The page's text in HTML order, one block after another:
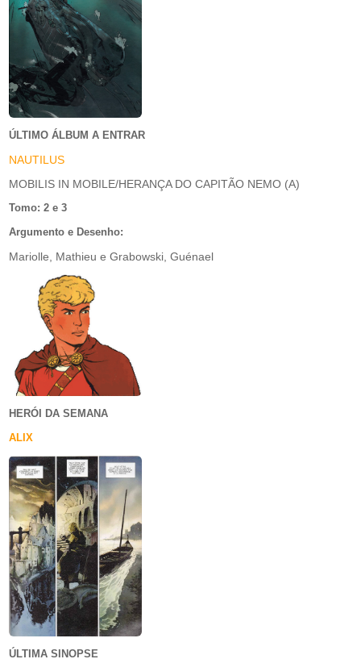
ÚLTIMO ÁLBUM A ENTRAR
NAUTILUS
MOBILIS IN MOBILE/HERANÇA DO CAPITÃO NEMO (A)
Tomo: 2 e 3
Argumento e Desenho:
Mariolle, Mathieu e Grabowski, Guénael
HERÓI DA SEMANA
ALIX
ÚLTIMA SINOPSE